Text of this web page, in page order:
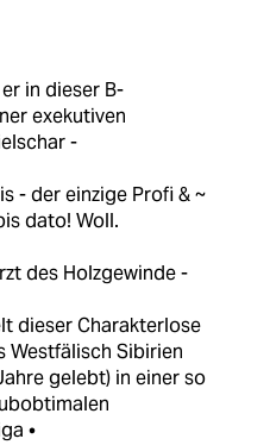
in dieser B-
exekutiven
-
- der einzige Profi & ~
dato! Woll.
des Holzgewinde -
dieser Charakterlose
Westfälisch Sibirien
gelebt) in einer so
•